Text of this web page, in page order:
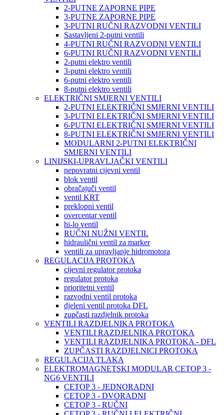
2-PUTNE ZAPORNE PIPE
3-PUTNE ZAPORNE PIPE
3-PUTNI RUČNI RAZVODNI VENTILI
Sastavljeni 2-putni ventili
4-PUTNI RUČNI RAZVODNI VENTILI
6-PUTNI RUČNI RAZVODNI VENTILI
2-putni elektro ventili
3-putni elektro ventili
6-putni elektro ventili
8-putni elektro ventili
ELEKTRIČNI SMJERNI VENTILI
2-PUTNI ELEKTRIČNI SMJERNI VENTILI
3-PUTNI ELEKTRIČNI SMJERNI VENTILI
6-PUTNI ELEKTRIČNI SMJERNI VENTILI
8-PUTNI ELEKTRIČNI SMJERNI VENTILI
MODULARNI 2-PUTNI ELEKTRIČNI
SMJERNI VENTILI
LINIJSKI-UPRAVLJAČKI VENTILI
nepovratni cijevni ventil
blok ventil
obračajuči ventil
ventil KRT
preklopni ventil
overcentar ventil
hi-lo ventil
RUČNI NUŽNI VENTIL
hidraulični ventil za marker
ventili za upravljanje hidromotora
REGULACIJA PROTOKA
cijevni regulator protoka
regulator protoka
prioritetni ventil
razvodni ventil protoka
djeleni ventil protoka DFL
zupčasti razdjelnik protoka
VENTILI RAZDJELNIKA PROTOKA
VENTILI RAZDJELNIKA PROTOKA
VENTILI RAZDJELNIKA PROTOKA - DFL
ZUPČASTI RAZDJELNICI PROTOKA
REGULACIJA TLAKA
ELEKTROMAGNETSKI MODULAR CETOP 3 -
NG6 VENTILI
CETOP 3 - JEDNORADNI
CETOP 3 - DVORADNI
CETOP 3 - RUČNI